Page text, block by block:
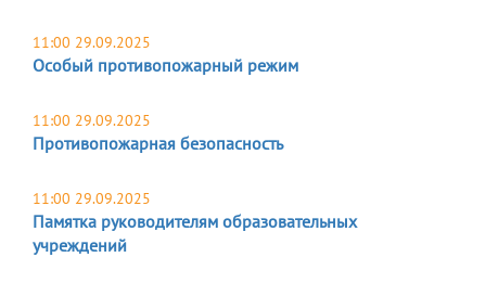
11:00 29.09.2025
Особый противопожарный режим
11:00 29.09.2025
Противопожарная безопасность
11:00 29.09.2025
Памятка руководителям образовательных
учреждений